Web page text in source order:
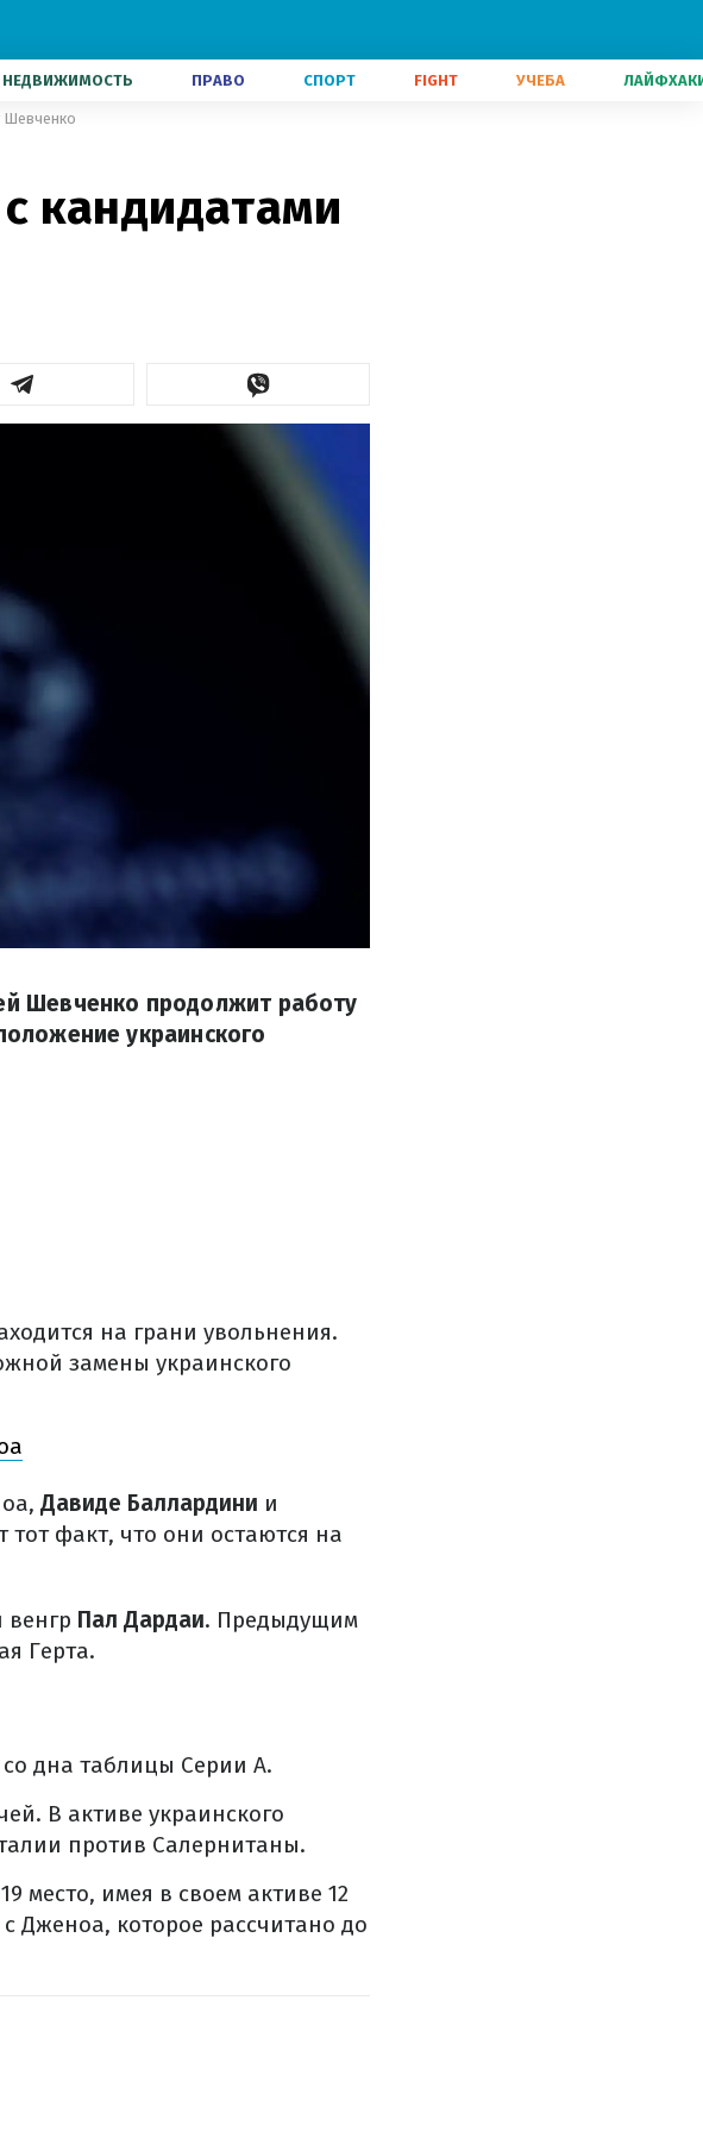
НЕДВИЖИМОСТЬ ПРАВО СПОРТ FIGHT УЧЕБА
Шевченко
кандидатами
Шевченко продолжит работу
украинского
на грани увольнения.
замены украинского
Давиде Баллардини и
факт, что они остаются на
венгр Пал Дардаи. Предыдущим
Герта.
дна таблицы Серии А.
В активе украинского
против Салернитаны.
место, имея в своем активе 12
Дженоа, которое рассчитано до